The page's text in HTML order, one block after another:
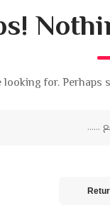
for. Perhaps